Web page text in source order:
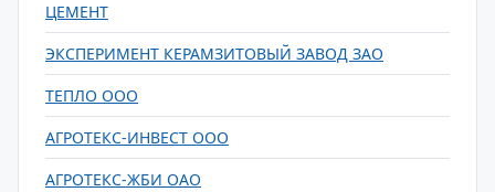
ЦЕМЕНТ
ЭКСПЕРИМЕНТ КЕРАМЗИТОВЫЙ ЗАВОД ЗАО
ТЕПЛО ООО
АГРОТЕКС-ИНВЕСТ ООО
АГРОТЕКС-ЖБИ ОАО